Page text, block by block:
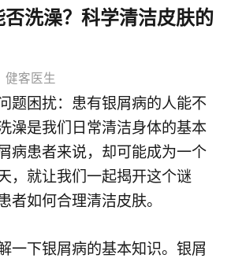
洗澡？科学清洁皮肤的
健客医生
题困扰：患有银屑病的人能不
澡是我们日常清洁身体的基本
病患者来说，却可能成为一个
，就让我们一起揭开这个谜
者如何合理清洁皮肤。
一下银屑病的基本知识。银屑